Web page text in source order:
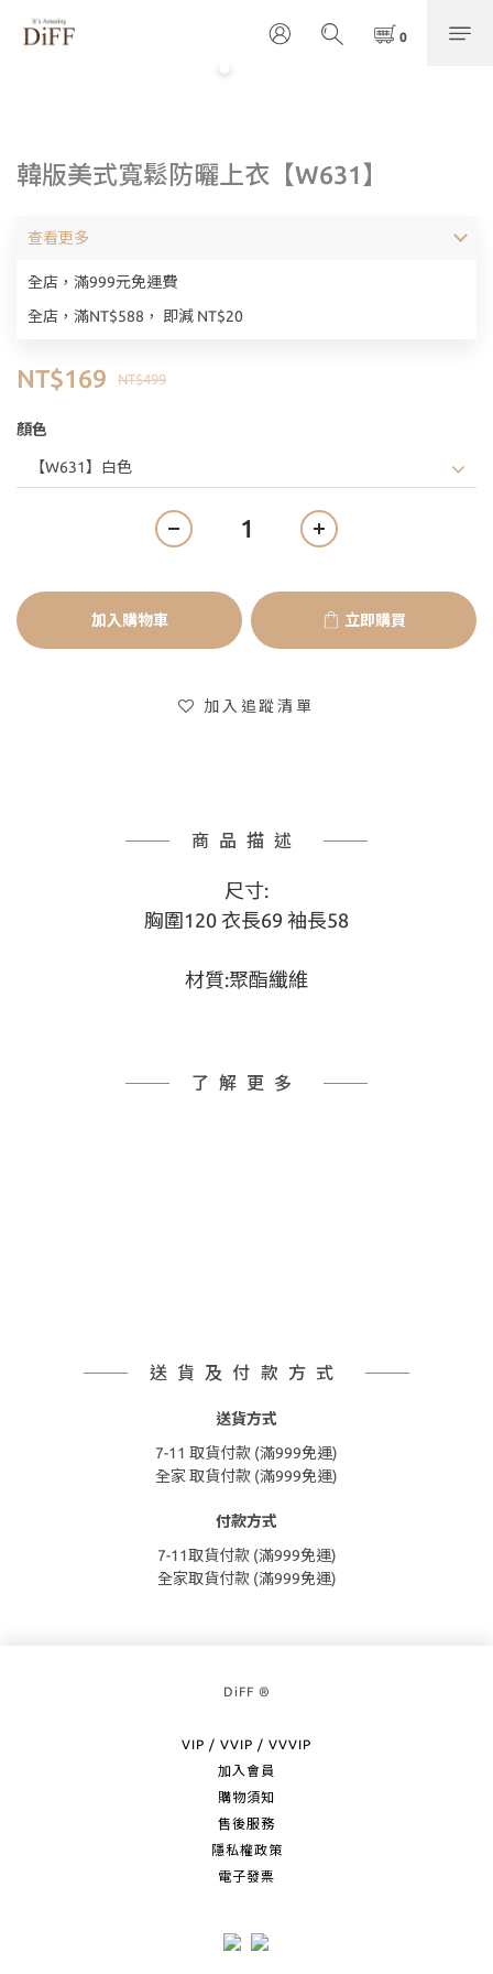
韓版美式寬鬆防曬上衣【W631】
全店，滿999元免運費
全店，滿NT$588， 即減 NT$20
查看更多
NT$499
NT$169
顏色
加入購物車 立即購買
加入追蹤清單
商品描述
尺寸:
胸圍120 衣長69 袖長58
材質:聚酯纖維
了解更多
送貨及付款方式
送貨方式
7-11 取貨付款 (滿999免運)
全家 取貨付款 (滿999免運)
付款方式
7-11取貨付款 (滿999免運)
全家取貨付款 (滿999免運)
DiFF ®
VIP / VVIP / VVVIP
加入會員
購物須知
售後服務
隱私權政策
電子發票